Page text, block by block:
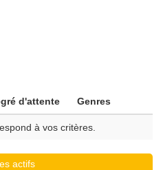
d'attente Genres
à vos critères.
actifs